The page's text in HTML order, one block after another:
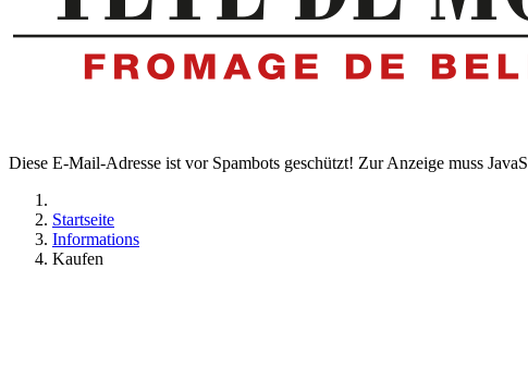
Diese E-Mail-Adresse ist vor Spambots geschützt! Zur Anzeige muss
Startseite
Informations
Kaufen